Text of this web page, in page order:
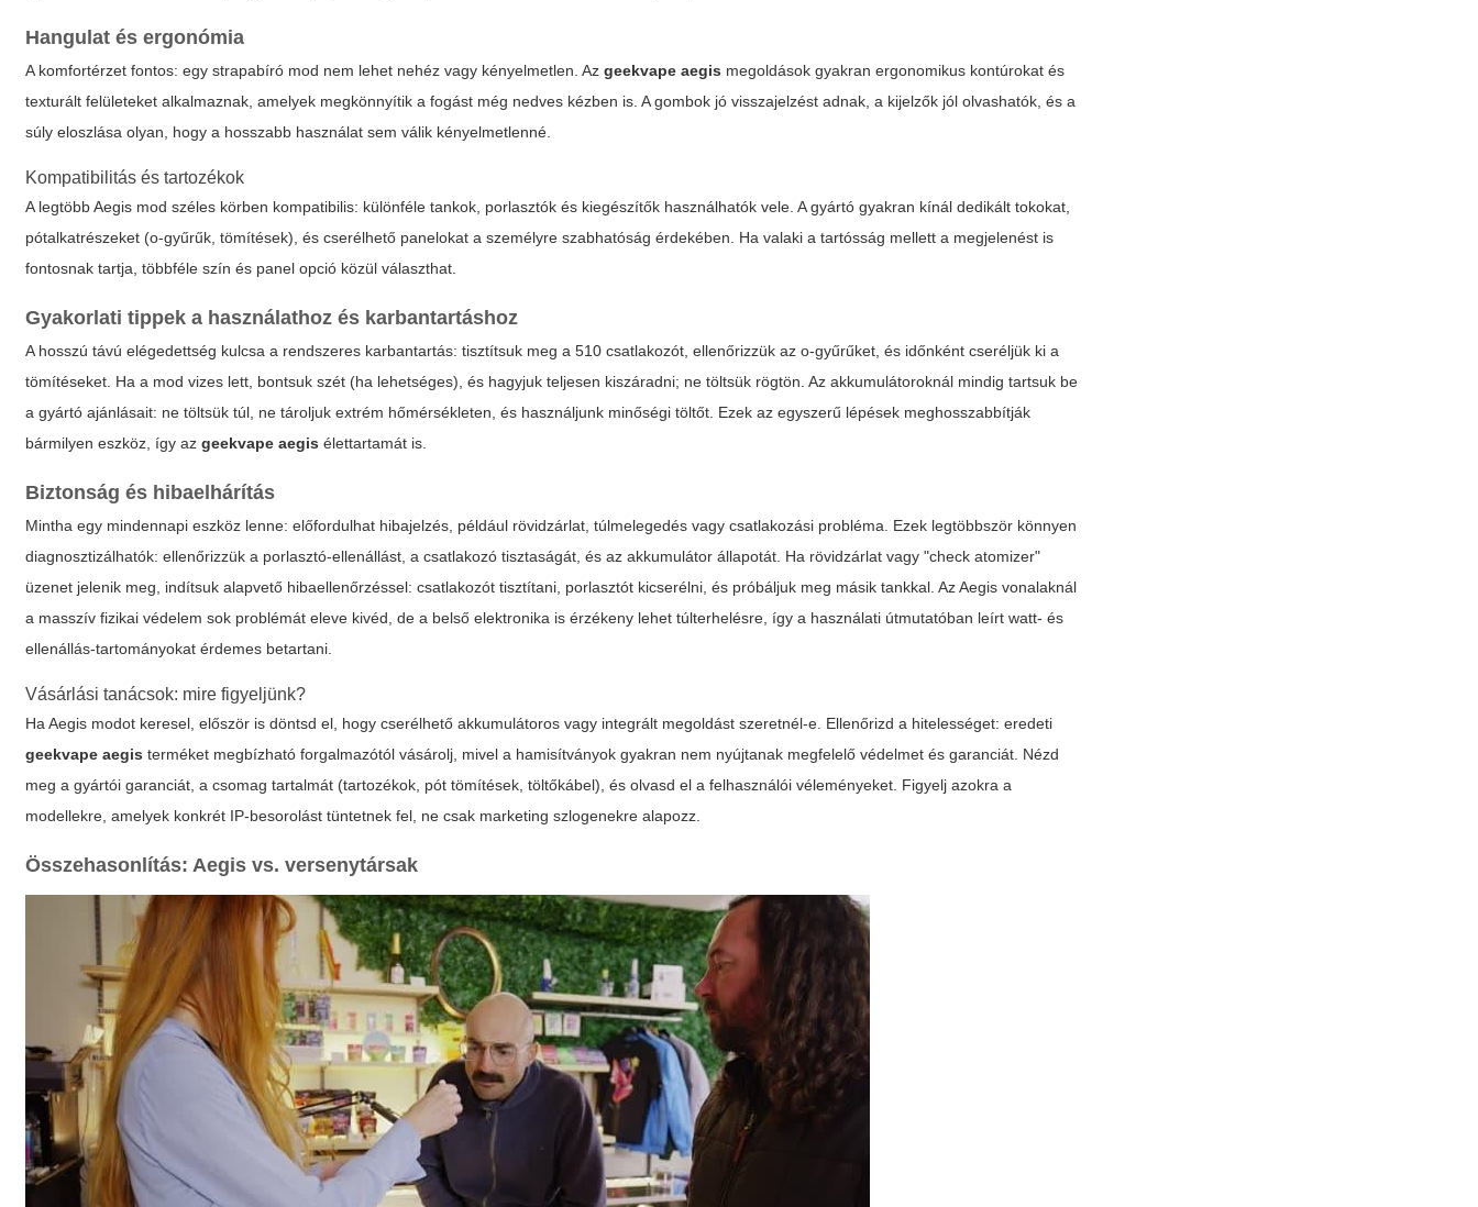
Hangulat és ergonómia
A komfortérzet fontos: egy strapabíró mod nem lehet nehéz vagy kényelmetlen. Azgeekvape aegis megoldások gyakran ergonomikus kontúrokat és
texturált felületeket alkalmaznak, amelyek megkönnyítik a fogást még nedves kézben is. A gombok jó visszajelzést adnak, a kijelzők jól olvashatók, és a
súly eloszlása olyan, hogy a hosszabb használat sem válik kényelmetlenné.
Kompatibilitás és tartozékok
A legtöbb Aegis mod széles körben kompatibilis: különféle tankok, porlasztók és kiegészítők használhatók vele. A gyártó gyakran kínál dedikált tokokat,
pótalkatrészeket (o-gyűrűk, tömítések), és cserélhető panelokat a személyre szabhatóság érdekében. Ha valaki a tartósság mellett a megjelenést is
fontosnak tartja, többféle szín és panel opció közül választhat.
Gyakorlati tippek a használathoz és karbantartáshoz
A hosszú távú elégedettség kulcsa a rendszeres karbantartás: tisztítsuk meg a 510 csatlakozót, ellenőrizzük az o-gyűrűket, és időnként cseréljük ki a
tömítéseket. Ha a mod vizes lett, bontsuk szét (ha lehetséges), és hagyjuk teljesen kiszáradni; ne töltsük rögtön. Az akkumulátoroknál mindig tartsuk be
a gyártó ajánlásait: ne töltsük túl, ne tároljuk extrém hőmérsékleten, és használjunk minőségi töltőt. Ezek az egyszerű lépések meghosszabbítják
bármilyen eszköz, így azgeekvape aegis élettartamát is.
Biztonság és hibaelhárítás
Mintha egy mindennapi eszköz lenne: előfordulhat hibajelzés, például rövidzárlat, túlmelegedés vagy csatlakozási probléma. Ezek legtöbbször könnyen
diagnosztizálhatók: ellenőrizzük a porlasztó-ellenállást, a csatlakozó tisztaságát, és az akkumulátor állapotát. Ha rövidzárlat vagy "check atomizer"
üzenet jelenik meg, indítsuk alapvető hibaellenőrzéssel: csatlakozót tisztítani, porlasztót kicserélni, és próbáljuk meg másik tankkal. Az Aegis vonalaknál
a masszív fizikai védelem sok problémát eleve kivéd, de a belső elektronika is érzékeny lehet túlterhelésre, így a használati útmutatóban leírt watt- és
ellenállás-tartományokat érdemes betartani.
Vásárlási tanácsok: mire figyeljünk?
Ha Aegis modot keresel, először is döntsd el, hogy cserélhető akkumulátoros vagy integrált megoldást szeretnél-e. Ellenőrizd a hitelességet: eredeti
geekvape aegis terméket megbízható forgalmazótól vásárolj, mivel a hamisítványok gyakran nem nyújtanak megfelelő védelmet és garanciát. Nézd
meg a gyártói garanciát, a csomag tartalmát (tartozékok, pót tömítések, töltőkábel), és olvasd el a felhasználói véleményeket. Figyelj azokra a
modellekre, amelyek konkrét IP-besorolást tüntetnek fel, ne csak marketing szlogenekre alapozz.
Összehasonlítás: Aegis vs. versenytársak